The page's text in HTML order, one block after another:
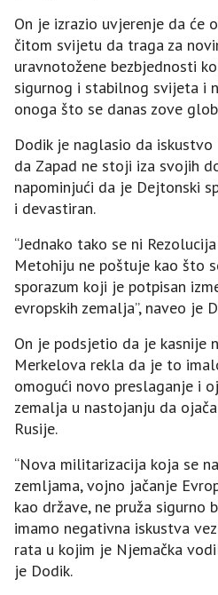
On je izrazio uvjerenje da će
čitom svijetu da traga za
uravnotožene bezbjednosti
sigurnog i stabilnog svijeta i
onoga što se danas zove
Dodik je naglasio da iskustvo
da Zapad ne stoji iza svojih
napominjući da je Dejtonski
i devastiran.
“Jednako tako se ni
Metohiju ne poštuje kao što
sporazum koji je potpisan
evropskih zemalja”, naveo je
On je podsjetio da je kasnije
Merkelova rekla da je to
omogući novo preslaganje i
zemalja u nastojanju da
Rusije.
“Nova militarizacija koja se
zemljama, vojno jačanje
kao države, ne pruža sigurno
imamo negativna iskustva
rata u kojim je Njemačka
je Dodik.